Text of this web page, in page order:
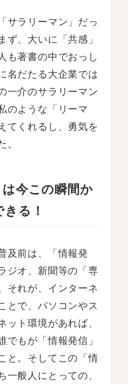
サラリーマン」だっ
ず、大いに「共感」
も著書の中でおっし
名だたる大企業では
一介のサラリーマン
のような「リーマ
てくれるし、勇気を
は今この瞬間か
る！
及前は、「情報発
ジオ、新聞等の「専
それが、インターネ
とで、パソコンやス
ット環境があれば、
でもが「情報発信」
と。そしてこの「情
一般人にとっての、